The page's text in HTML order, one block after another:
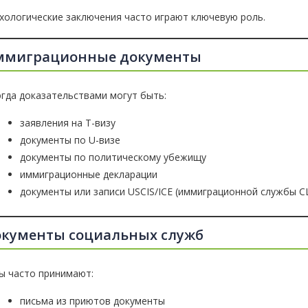
заключения часто играют ключевую роль.
документы
доказательствами могут быть:
заявления на T-визу
документы по U-визе
документы по политическому убежищу
иммиграционные декларации
документы или записи USCIS/ICE (иммиграционной службы
социальных служб
часто принимают:
письма из приютов документы